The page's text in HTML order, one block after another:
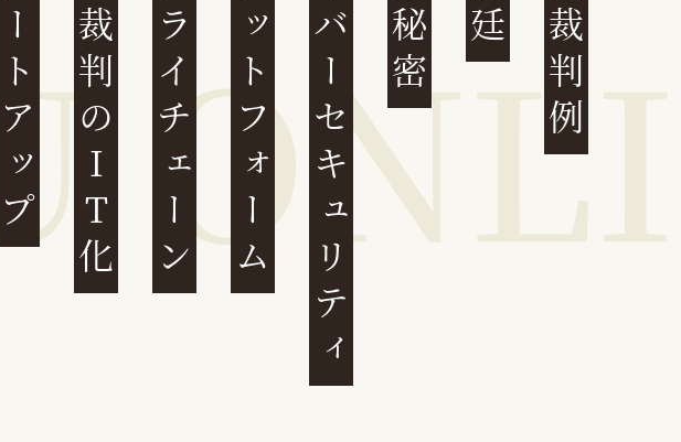
スタートアップ民事裁判のIT化サプライチェーンプラットフォームサイバーセキュリティ